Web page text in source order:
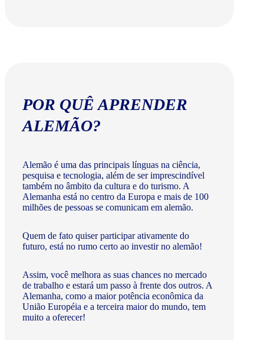
POR QUÊ APRENDER
ALEMÃO?
Alemão é uma das principais línguas na ciência,
pesquisa e tecnologia, além de ser imprescindível
também no âmbito da cultura e do turismo. A
Alemanha está no centro da Europa e mais de 100
milhões de pessoas se comunicam em alemão.
Quem de fato quiser participar ativamente do
futuro, está no rumo certo ao investir no alemão!
Assim, você melhora as suas chances no mercado
de trabalho e estará um passo à frente dos outros. A
Alemanha, como a maior potência econômica da
União Européia e a terceira maior do mundo, tem
muito a oferecer!​